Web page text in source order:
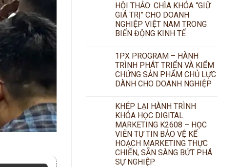
HỘI THẢO: CHÌA KHÓA “GIỮ
GIÁ TRỊ” CHO DOANH
NGHIỆP VIỆT NAM TRONG
BIẾN ĐỘNG KINH TẾ
1PX PROGRAM – HÀNH
TRÌNH PHÁT TRIỂN VÀ KIỂM
CHỨNG SẢN PHẨM CHỦ LỰC
DÀNH CHO DOANH NGHIỆP
KHÉP LẠI HÀNH TRÌNH
KHÓA HỌC DIGITAL
MARKETING K2608 – HỌC
VIÊN TỰ TIN BẢO VỆ KẾ
HOẠCH MARKETING THỰC
CHIẾN, SẴN SÀNG BỨT PHÁ
SỰ NGHIỆP